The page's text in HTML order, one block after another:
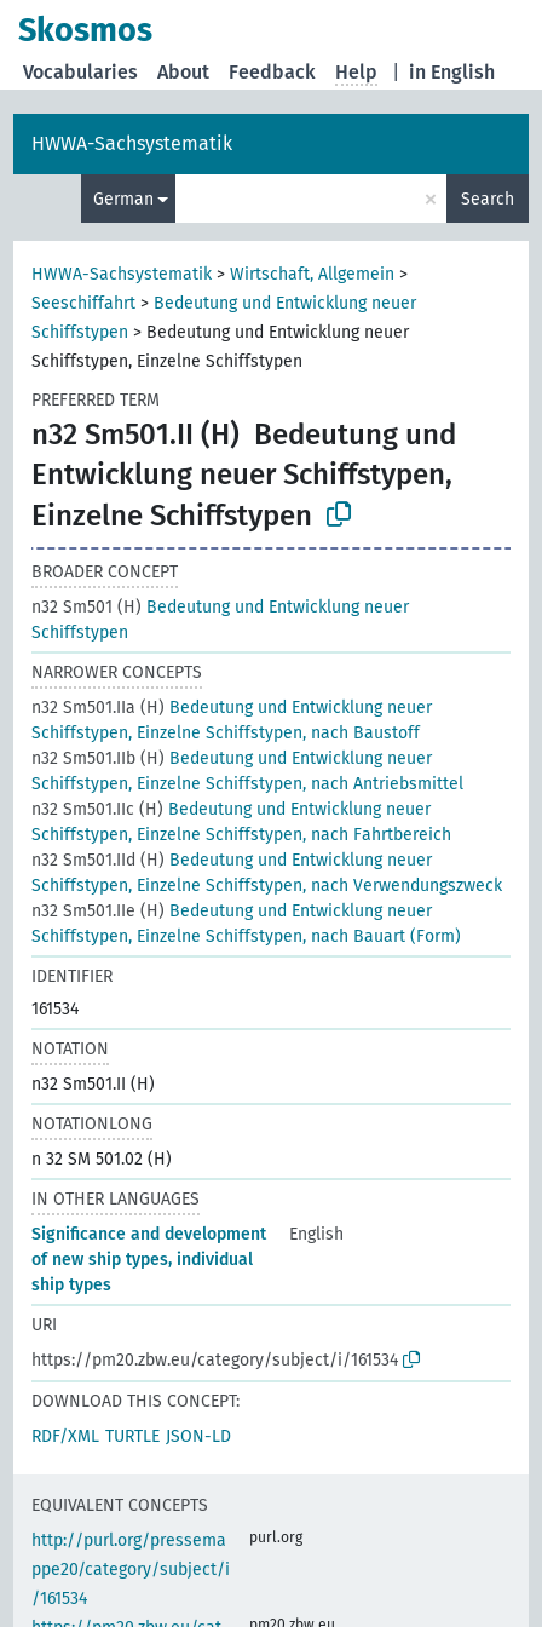
Skosmos
in English
Vocabularies About Feedback Help
HWWA-Sachsystematik
German × Search
HWWA-Sachsystematik >Wirtschaft, Allgemein >
Seeschiffahrt > Bedeutung und Entwicklung neuer
Schiffstypen > Bedeutung und Entwicklung neuer
Schiffstypen, Einzelne Schiffstypen
PREFERRED TERM
n32 Sm501.II (H) Bedeutung und
Entwicklung neuer Schiffstypen,
Einzelne Schiffstypen
BROADER CONCEPT
n32 Sm501 (H) Bedeutung und Entwicklung neuer
Schiffstypen
NARROWER CONCEPTS
n32 Sm501.IIa (H) Bedeutung und Entwicklung neuer
Schiffstypen, Einzelne Schiffstypen, nach Baustoff
n32 Sm501.IIb (H) Bedeutung und Entwicklung neuer
Schiffstypen, Einzelne Schiffstypen, nach Antriebsmittel
n32 Sm501.IIc (H) Bedeutung und Entwicklung neuer
Schiffstypen, Einzelne Schiffstypen, nach Fahrtbereich
n32 Sm501.IId (H) Bedeutung und Entwicklung neuer
Schiffstypen, Einzelne Schiffstypen, nach Verwendungszweck
n32 Sm501.IIe (H) Bedeutung und Entwicklung neuer
Schiffstypen, Einzelne Schiffstypen, nach Bauart (Form)
IDENTIFIER
161534
NOTATION
n32 Sm501.II (H)
NOTATIONLONG
n 32 SM 501.02 (H)
IN OTHER LANGUAGES
Significance and development
of new ship types, individual
ship types
English
URI
https://pm20.zbw.eu/category/subject/i/161534
DOWNLOAD THIS CONCEPT:
RDF/XML TURTLE JSON-LD
EQUIVALENT CONCEPTS
http://purl.org/pressema
ppe20/category/subject/i
/161534
purl.org